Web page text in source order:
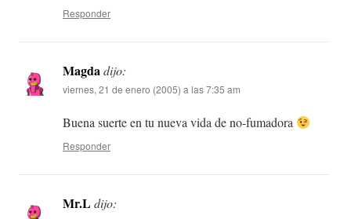
Responder
Magdadijo:
viernes, 21 de enero (2005) a las 7:35 am
Buena suerte en tu nueva vida de no-fumadora
Responder
Mr.Ldijo: